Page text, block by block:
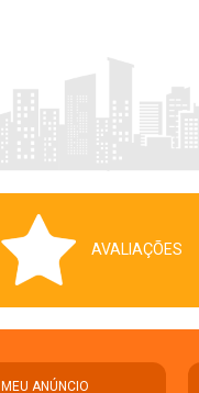
AVALIAÇÕES
MEU ANÚNCIO